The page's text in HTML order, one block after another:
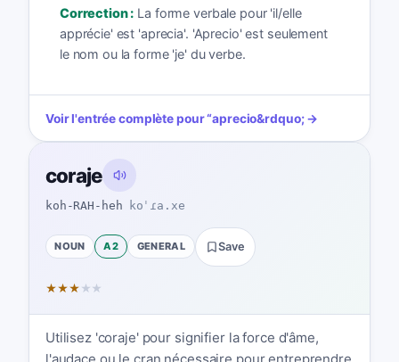
Correction : La forme verbale pour 'il/elle
apprécie' est 'aprecia'. 'Aprecio' est seulement
le nom ou la forme 'je' du verbe.
Voir l'entrée complète pour“aprecio&rdquo; →
coraje
koh-RAH-heh koˈɾa.xe
NOUN A2 GENERAL Save
★★★ ★ ★
Utilisez 'coraje' pour signifier la force d'âme,